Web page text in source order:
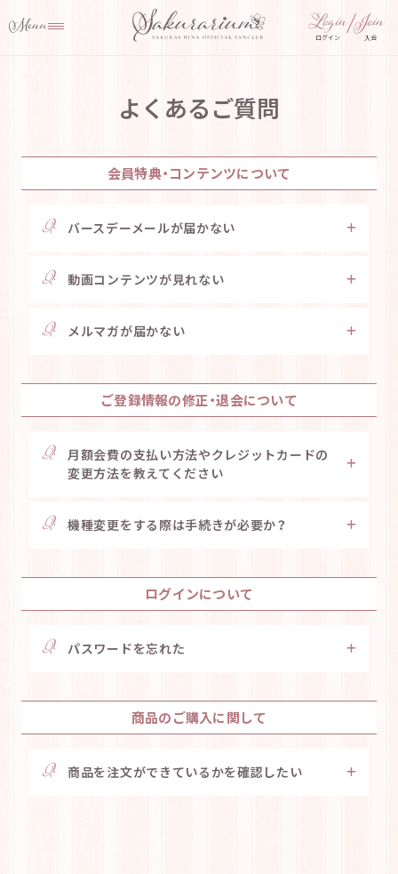
ログイン 入会
よくあるご質問
会員特典・コンテンツについて
バースデーメールが届かない
動画コンテンツが見れない
メルマガが届かない
ご登録情報の修正・退会について
月額会費の支払い方法やクレジットカードの
変更方法を教えてください
機種変更をする際は手続きが必要か？
ログインについて
パスワードを忘れた
商品のご購入に関して
商品を注文ができているかを確認したい